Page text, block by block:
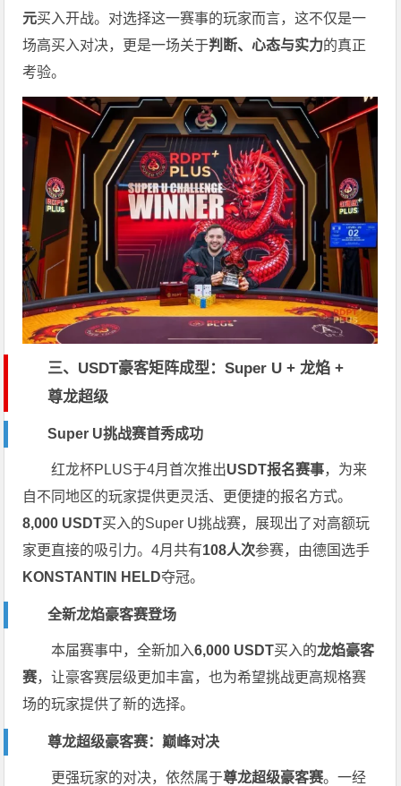
元买入开战。对选择这一赛事的玩家而言，这不仅是一
场高买入对决，更是一场关于判断、心态与实力的真正
考验。
三、USDT豪客矩阵成型：Super U + 龙焰 +
尊龙超级
Super U挑战赛首秀成功
红龙杯PLUS于4月首次推出USDT报名赛事，为来
自不同地区的玩家提供更灵活、更便捷的报名方式。
8,000 USDT买入的Super U挑战赛，展现出了对高额玩
家更直接的吸引力。4月共有108人次参赛，由德国选手
KONSTANTIN HELD夺冠。
全新龙焰豪客赛登场
本届赛事中，全新加入6,000 USDT买入的龙焰豪客
赛，让豪客赛层级更加丰富，也为希望挑战更高规格赛
场的玩家提供了新的选择。
尊龙超级豪客赛：巅峰对决
更强玩家的对决，依然属于尊龙超级豪客赛。一经